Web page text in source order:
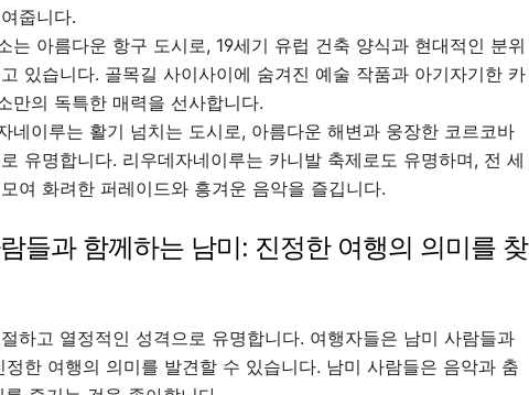
줍니다.
는 아름다운 항구 도시로, 19세기 유럽 건축 양식과 현대적인 분위
있습니다. 골목길 사이사이에 숨겨진 예술 작품과 아기자기한 카
만의 독특한 매력을 선사합니다.
네이루는 활기 넘치는 도시로, 아름다운 해변과 웅장한 코르코바
유명합니다. 리우데자네이루는 카니발 축제로도 유명하며, 전 세
여 화려한 퍼레이드와 흥겨운 음악을 즐깁니다.
들과 함께하는 남미: 진정한 여행의 의미를 찾
하고 열정적인 성격으로 유명합니다. 여행자들은 남미 사람들과
정한 여행의 의미를 발견할 수 있습니다. 남미 사람들은 음악과 춤